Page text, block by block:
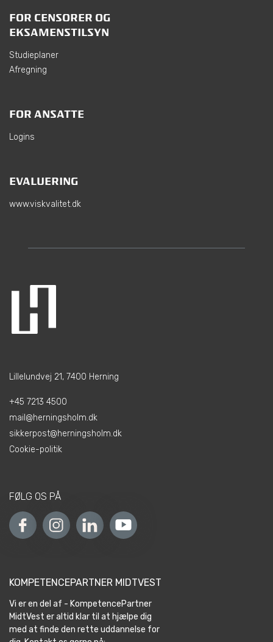
FOR CENSORER OG
EKSAMENSTILSYN
Studieplaner
Afregning
FOR ANSATTE
Logins
EVALUERING
www.viskvalitet.dk
Lillelundvej 21, 7400 Herning
+45 7213 4500
mail@herningsholm.dk
sikkerpost@herningsholm.dk
Cookie-politik
FØLG OS PÅ
KOMPETENCEPARTNER MIDTVEST
Vi er en del af - KompetencePartner
MidtVest er altid klar til at hjælpe dig
med at finde den rette uddannelse for